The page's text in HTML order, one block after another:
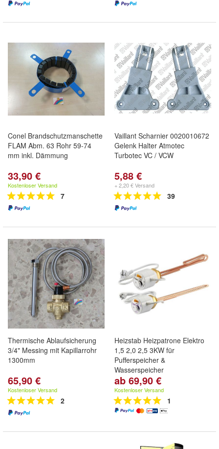
Conel Brandschutzmanschette
FLAM Abm. 63 Rohr 59-74
mm inkl. Dämmung
33,90 €
Kostenloser Versand
7
Vaillant Scharnier 0020010672
Gelenk Halter Atmotec
Turbotec VC / VCW
5,88 €
+ 2,20 € Versand
39
Thermische Ablaufsicherung
3/4" Messing mit Kapillarrohr
1300mm
65,90 €
Kostenloser Versand
2
Heizstab Heizpatrone Elektro
1,5 2,0 2,5 3KW für
Pufferspeicher &
Wasserspeicher
ab 69,90 €
Kostenloser Versand
1